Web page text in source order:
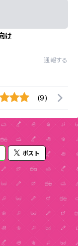
け
通報する
(9)
ポスト